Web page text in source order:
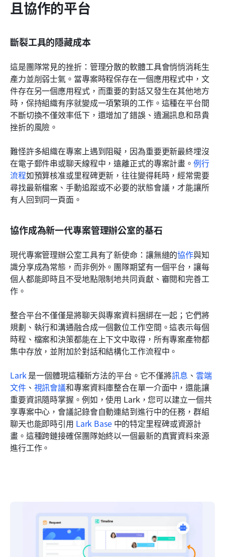
且協作的平台
斷裂工具的隱藏成本
這是團隊常見的挫折：管理分散的軟體工具會悄悄消耗生
產力並削弱士氣。當專案時程保存在一個應用程式中，文
件存在另一個應用程式，而重要的對話又發生在其他地方
時，保持組織有序就變成一項繁瑣的工作。這種在平台間
不斷切換不僅效率低下，還增加了錯誤、遺漏訊息和昂貴
挫折的風險。
難怪許多組織在專案上遇到阻礙，因為重要更新最終埋沒
在電子郵件串或聊天線程中，遠離正式的專案計畫。例行
流程如預算核准或里程碑更新，往往變得耗時，經常需要
尋找最新檔案、手動追蹤或不必要的狀態會議，才能讓所
有人回到同一頁面。
協作成為新一代專案管理辦公室的基石
現代專案管理辦公室工具有了新使命：讓無縫的協作與知
識分享成為常態，而非例外。團隊期望有一個平台，讓每
個人都能即時且不受地點限制地共同貢獻、審閱和完善工
作。
整合平台不僅僅是將聊天與專案資料捆綁在一起；它們將
規劃、執行和溝通融合成一個數位工作空間。這表示每個
時程、檔案和決策都能在上下文中取得，所有專案產物都
集中存放，並附加於對話和結構化工作流程中。
Lark 是一個體現這種新方法的平台。它不僅將訊息 、 雲端
文件、 視訊會議和專案資料庫整合在單一介面中，還能讓
重要資訊隨時掌握。例如，使用 Lark，您可以建立一個共
享專案中心，會議記錄會自動連結到進行中的任務，群組
聊天也能即時引用 Lark Base 中的特定里程碑或資源計
畫。這種跨鏈接確保團隊始終以一個最新的真實資料來源
進行工作。